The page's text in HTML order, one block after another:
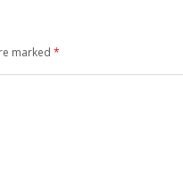
marked *